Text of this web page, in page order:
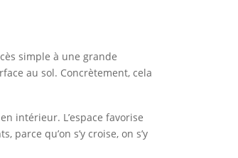
simple à une grande
au sol. Concrètement, cela
intérieur. L’espace favorise
qu’on s’y croise, on s’y